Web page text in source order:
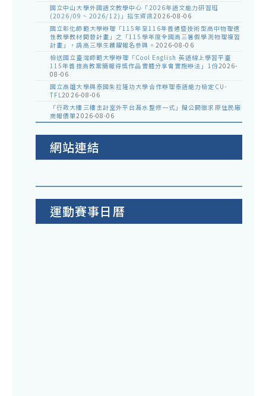
國立中山大學外國語文教學中心「2026年語文能力研習班
(2026/09 ~ 2026/12)」招生資訊2026-08-06
國立彰化師範大學辦理「115年至116年普通暨技術型高中物理適
性教學教材開發計畫」之「115學年度全國高三暑假學測物理複習
計畫」，請高三學生踴躍報名參與。 2026-08-06
檢送國立臺灣師範大學辦理「Cool English 英語線上學習平臺
115年普技高教案簡報得獎作品實體分享會實施辦法」1份2026-
08-06
國立高雄大學與泰國朱拉隆功大學合作辦理泰語能力檢定CU-
TFL2026-08-06
「行政大樓三樓主計室外平台漏水整修一式」擬公開徵求原住民廠
商報價單2026-08-06
網站連結
運動賽事日曆